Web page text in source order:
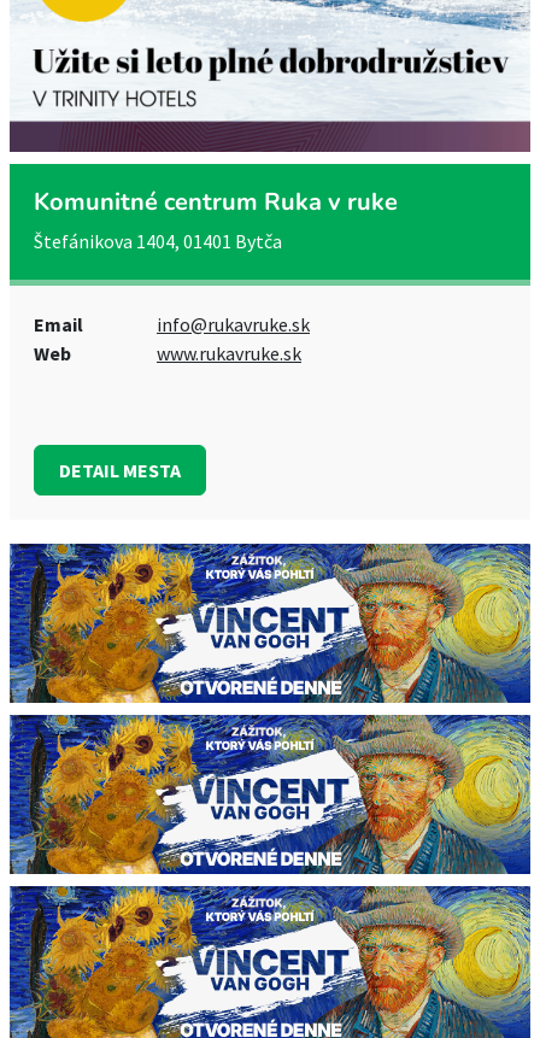
Komunitné centrum Ruka v ruke
Štefánikova 1404, 01401 Bytča
Email
info@rukavruke.sk
Web
www.rukavruke.sk
DETAIL MESTA